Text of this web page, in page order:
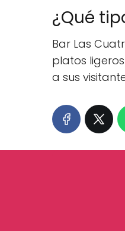
¿Qué
Bar Las
platos
a sus